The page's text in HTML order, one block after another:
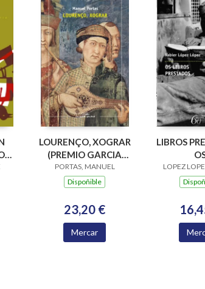
LOURENÇO, XOGRAR
(PREMIO GARCIA
BARROS 2015)
PORTAS, MANUEL
Dispoñible
23,20 €
Mercar
LIBROS
LOPEZ